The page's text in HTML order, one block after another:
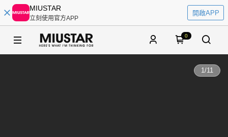
MIUSTAR
立刻使用官方APP
開啟APP
0
1/11